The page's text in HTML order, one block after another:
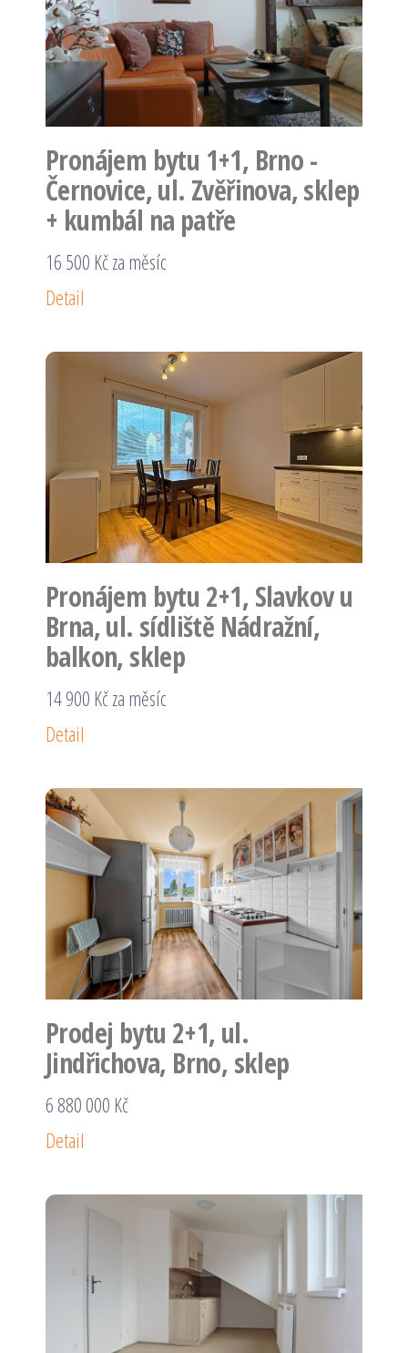
Pronájem bytu 1+1, Brno -
Černovice, ul. Zvěřinova, sklep
+ kumbál na patře
16 500 Kč za měsíc
Detail
Pronájem bytu 2+1, Slavkov u
Brna, ul. sídliště Nádražní,
balkon, sklep
14 900 Kč za měsíc
Detail
Prodej bytu 2+1, ul.
Jindřichova, Brno, sklep
6 880 000 Kč
Detail